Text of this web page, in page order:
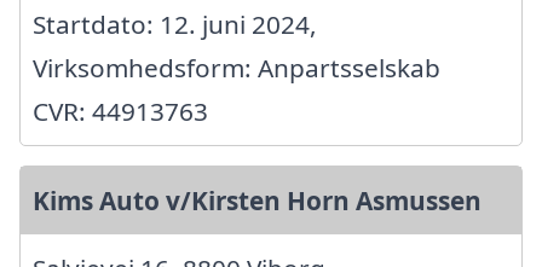
Startdato: 12. juni 2024,
Virksomhedsform: Anpartsselskab
CVR: 44913763
Kims Auto v/Kirsten Horn Asmussen